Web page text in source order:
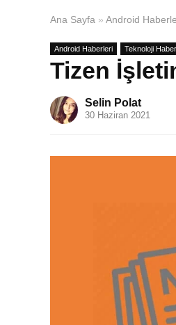
Ana Sayfa » Android
Android Haberleri Teknoloji
Tizen
Selin Polat
30 Haziran 2021